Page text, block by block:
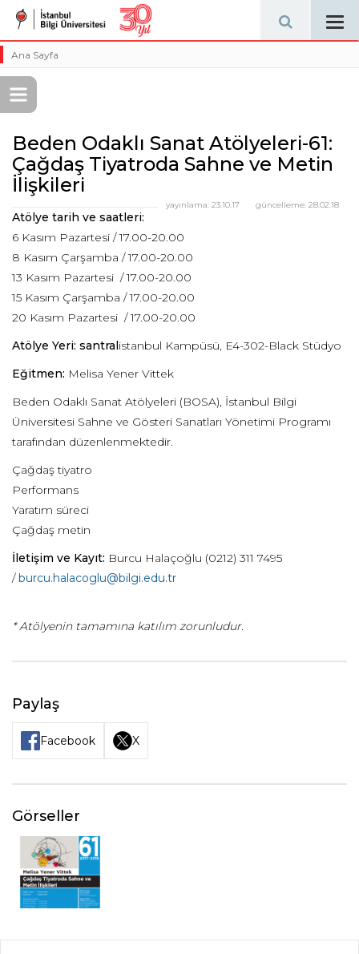
Ana Sayfa
Beden Odaklı Sanat Atölyeleri-61:
Çağdaş Tiyatroda Sahne ve Metin
İlişkileri
güncelleme: 28.02.18
yayınlama: 23.10.17
Atölye tarih ve saatleri:
6 Kasım Pazartesi / 17.00-20.00
8 Kasım Çarşamba / 17.00-20.00
13 Kasım Pazartesi / 17.00-20.00
15 Kasım Çarşamba / 17.00-20.00
20 Kasım Pazartesi / 17.00-20.00
Atölye Yeri: santralistanbul Kampüsü, E4-302-Black Stüdyo
Eğitmen: Melisa Yener Vittek
Beden Odaklı Sanat Atölyeleri (BOSA), İstanbul Bilgi
Üniversitesi Sahne ve Gösteri Sanatları Yönetimi Programı
tarafından düzenlenmektedir.
Çağdaş tiyatro
Performans
Yaratım süreci
Çağdaş metin
İletişim ve Kayıt: Burcu Halaçoğlu (0212) 311 7495
/burcu.halacoglu@bilgi.edu.tr
* Atölyenin tamamına katılım zorunludur.
Paylaş
Facebook X
Görseller